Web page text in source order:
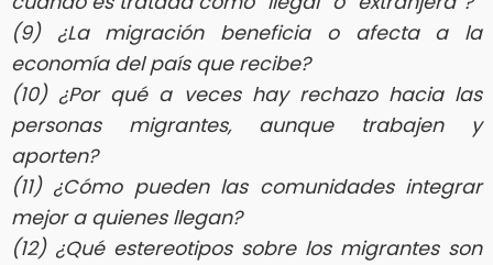
(9) ¿La migración beneficia o afecta a la
economía del país que recibe?
(10) ¿Por qué a veces hay rechazo hacia las
personas migrantes, aunque trabajen y
aporten?
(11) ¿Cómo pueden las comunidades integrar
mejor a quienes llegan?
(12) ¿Qué estereotipos sobre los migrantes son